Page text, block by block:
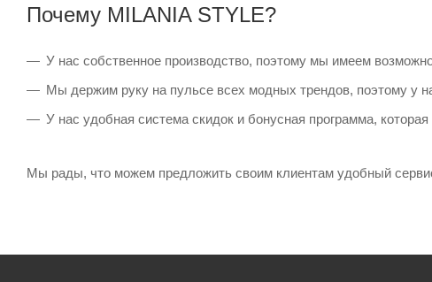
Почему MILANIA STYLE?
У нас собственное производство, поэтому мы имеем
Мы держим руку на пульсе всех модных трендов, поэтому у
У нас удобная система скидок и бонусная программа,
Мы рады, что можем предложить своим клиентам удобный